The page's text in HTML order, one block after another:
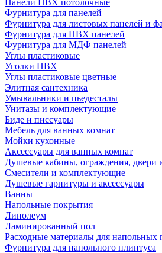
Панели ПВХ потолочные
Фурнитура для панелей
Фурнитура для листовых панелей и
Фурнитура для ПВХ панелей
Фурнитура для МДФ панелей
Углы пластиковые
Уголки ПВХ
Углы пластиковые цветные
Элитная сантехника
Умывальники и пьедесталы
Унитазы и комплектующие
Биде и писсуары
Мебель для ванных комнат
Мойки кухонные
Аксессуары для ванных комнат
Душевые кабины, ограждения, двери
Смесители и комплектующие
Душевые гарнитуры и аксессуары
Ванны
Напольные покрытия
Линолеум
Ламинированный пол
Расходные материалы для напольных
Фурнитура для напольного плинтуса